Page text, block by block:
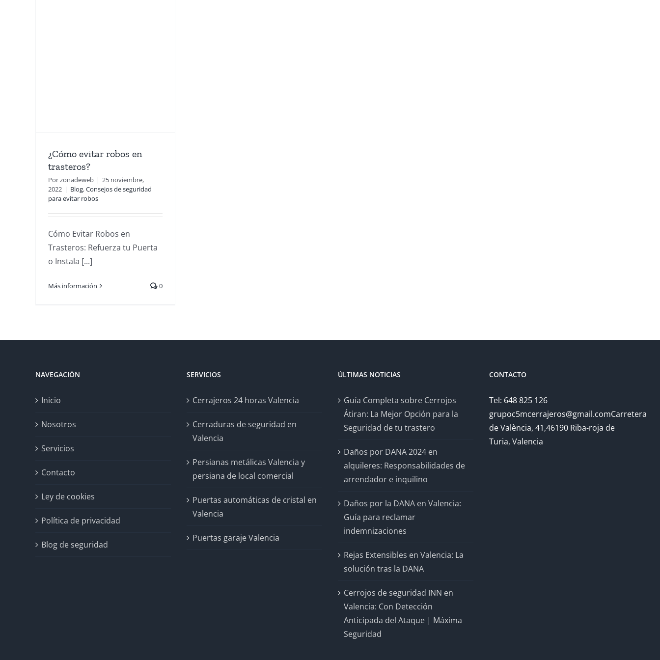
¿Cómo evitar robos en
trasteros?
Porzonadeweb | 25 noviembre,
2022 | Blog,Consejos de seguridad
para evitar robos
Cómo Evitar Robos en
Trasteros: Refuerza tu Puerta
o Instala [...]
Más información 0
NAVEGACIÓN
Inicio
Nosotros
Servicios
Contacto
Ley de cookies
Política de privacidad
Blog de seguridad
SERVICIOS
Cerrajeros 24 horas Valencia
Cerraduras de seguridad en
Valencia
Persianas metálicas Valencia y
persiana de local comercial
Puertas automáticas de cristal en
Valencia
Puertas garaje Valencia
ÚLTIMAS NOTICIAS
Guía Completa sobre Cerrojos
Átiran: La Mejor Opción para la
Seguridad de tu trastero
Daños por DANA 2024 en
alquileres: Responsabilidades de
arrendador e inquilino
Daños por la DANA en Valencia:
Guía para reclamar
indemnizaciones
Rejas Extensibles en Valencia: La
solución tras la DANA
Cerrojos de seguridad INN en
Valencia: Con Detección
Anticipada del Ataque | Máxima
Seguridad
CONTACTO
Tel: 648 825 126
grupoc5mcerrajeros@gmail.comCarretera
de València, 41,46190 Riba-roja de
Turia, Valencia